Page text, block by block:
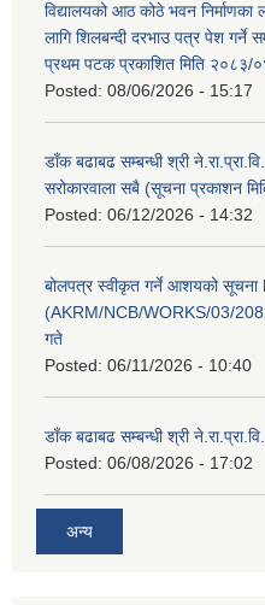
विद्यालयको आठ कोठे भवन
लागि शिलबन्दी दरभाउ पत्र पेश गर्ने
प्रथम पटक प्रकाशित मिति २०८३/
Posted: 08/06/2026 - 15:17
डाँक बढाबढ सम्बन्धी श्री
सरोकारवाला सबै (सूचना प्रकाशन
Posted: 06/12/2026 - 14:32
बोलपत्र स्वीकृत गर्ने आशयको सूचना l
(AKRM/NCB/WORKS/03/
गते
Posted: 06/11/2026 - 10:40
डाँक बढाबढ सम्बन्धी श्री
Posted: 06/08/2026 - 17:02
अन्य